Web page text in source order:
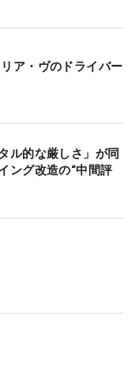
ルコット（米国）
ポピーズポンド』
場を米テキサス
ズに移しても継
ションヒルズCCの
なかはプールの
。しかし今回
だの池”。飛び込
ア・ヴのドライバー
ル的な厳しさ」が同
グ改造の“中間評